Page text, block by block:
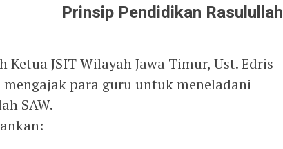
Prinsip Pendidikan Rasulullah
JSIT Wilayah Jawa Timur, Ust. Edris
mengajak para guru untuk meneladani
SAW.